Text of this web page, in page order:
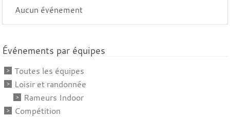
Aucun événement
Événements par équipes
Toutes les équipes
Loisir et randonnée
Rameurs Indoor
Compétition